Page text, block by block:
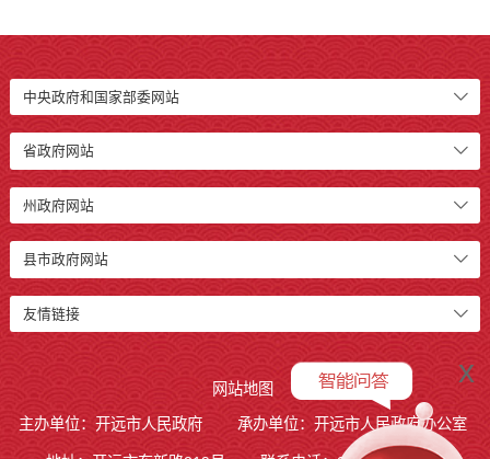
中央政府和国家部委网站
省政府网站
州政府网站
县市政府网站
友情链接
网站地图
主办单位：开远市人民政府
承办单位：开远市人民政府办公室
x